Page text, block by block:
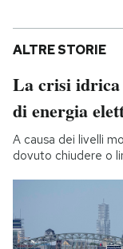
ALTRE STORIE
La crisi idrica
di energia
A causa dei livelli
dovuto chiudere o